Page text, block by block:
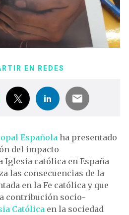
EN REDES
Española ha presentado
del impacto
Iglesia católica en España
las consecuencias de la
en la Fe católica y que
contribución socio-
Católica en la sociedad